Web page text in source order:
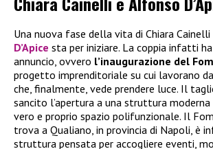
Una nuova fase della vita di Chiara Cainelli
D’Apice sta per iniziare. La coppia infatti
annuncio, ovvero l’inaugurazione del
progetto imprenditoriale su cui lavorano
che, finalmente, vede prendere luce. Il
sancito l’apertura a una struttura
vero e proprio spazio polifunzionale. Il
trova a Qualiano, in provincia di Napoli, è
struttura pensata per accogliere eventi,